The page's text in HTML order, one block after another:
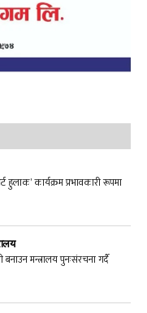
हुलाक’ कार्यक्रम प्रभावकारी रूपमा
मन्त्रालय पुनःसंरचना गर्दै